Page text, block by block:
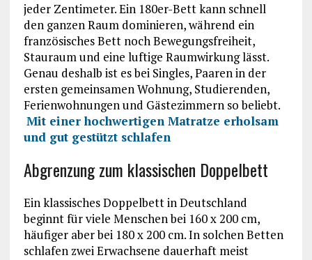
jeder Zentimeter. Ein 180er-Bett kann schnell
den ganzen Raum dominieren, während ein
französisches Bett noch Bewegungsfreiheit,
Stauraum und eine luftige Raumwirkung lässt.
Genau deshalb ist es bei Singles, Paaren in der
ersten gemeinsamen Wohnung, Studierenden,
Ferienwohnungen und Gästezimmern so beliebt.
Mit einer hochwertigen Matratze erholsam
und gut gestützt schlafen
Abgrenzung zum klassischen Doppelbett
Ein klassisches Doppelbett in Deutschland
beginnt für viele Menschen bei 160 x 200 cm,
häufiger aber bei 180 x 200 cm. In solchen Betten
schlafen zwei Erwachsene dauerhaft meist